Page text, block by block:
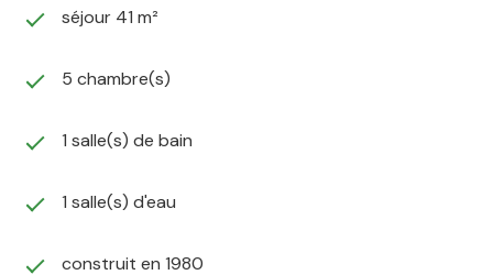
séjour 41 m²
5 chambre(s)
1 salle(s) de bain
1 salle(s) d'eau
construit en 1980